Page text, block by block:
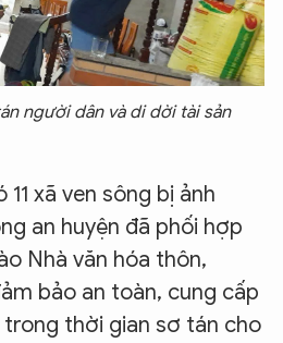
người dân và di dời tài sản
xã ven sông bị ảnh
an huyện đã phối hợp
Nhà văn hóa thôn,
bảo an toàn, cung cấp
trong thời gian sơ tán cho